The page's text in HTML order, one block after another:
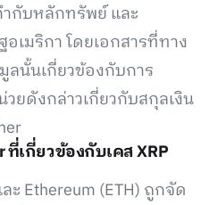
กับหลักทรัพย์ และ
มริกา โดยเอกสารที่ทาง
ลนั้นเกี่ยวข้องกับการ
ยดังกล่าวเกี่ยวกับสกุลเงิน
ที่เกี่ยวข้องกับเคส XRP
ะ Ethereum (ETH) ถูกจัด